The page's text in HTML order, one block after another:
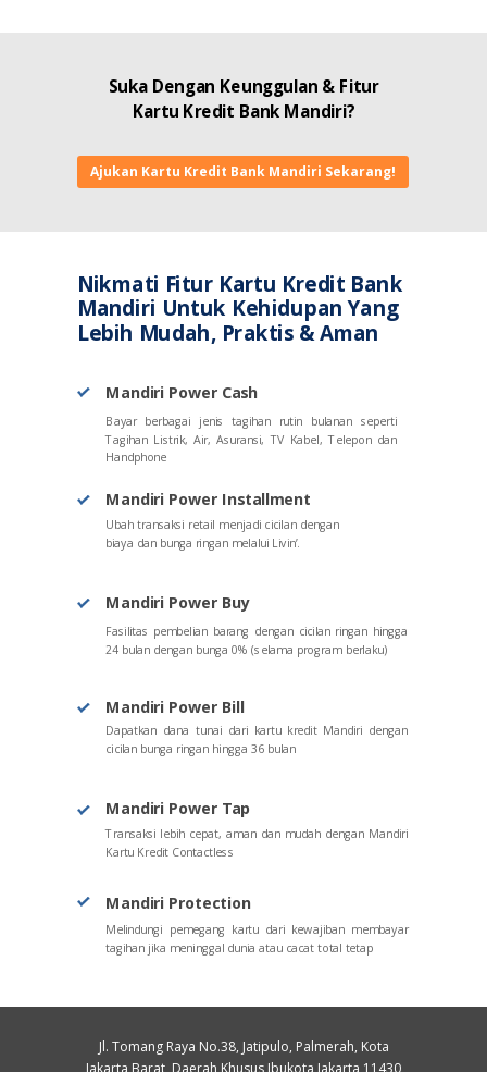
Nikmati Fitur Kartu Kredit Bank
Mandiri Untuk Kehidupan Yang
Lebih Mudah, Praktis & Aman
Mandiri Power Cash
Bayar berbagai jenis tagihan rutin bulanan seperti
Tagihan Listrik, Air, Asuransi, TV Kabel, Telepon dan
Handphone
Mandiri Power Installment
Ubah transaksi retail menjadi cicilan dengan
biaya dan bunga ringan melalui Livin’.
Mandiri Power Bill
Dapatkan dana tunai dari kartu kredit Mandiri dengan
cicilan bunga ringan hingga 36 bulan
Mandiri Power Tap
Transaksi lebih cepat, aman dan mudah dengan Mandiri
Kartu Kredit Contactless
Suka Dengan Keunggulan & Fitur
Kartu Kredit Bank Mandiri?
Ajukan Kartu Kredit Bank Mandiri Sekarang!
Mandiri Power Buy
Fasilitas pembelian barang dengan cicilan ringan hingga
24 bulan dengan bunga 0% (selama program berlaku)
Mandiri Protection
Melindungi pemegang kartu dari kewajiban membayar
tagihan jika meninggal dunia atau cacat total tetap
Jl. Tomang Raya No.38, Jatipulo, Palmerah, Kota
Jakarta Barat, Daerah Khusus Ibukota Jakarta 11430